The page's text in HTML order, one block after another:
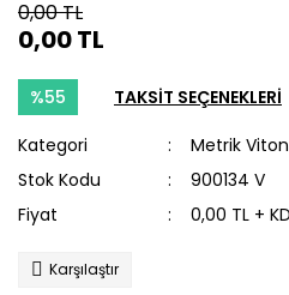
0,00 TL
0,00 TL
%55 TAKSİT SEÇENEKLERİ
Kategori
Metrik
Stok Kodu
900134 V
Fiyat
0,00 TL +
Karşılaştır